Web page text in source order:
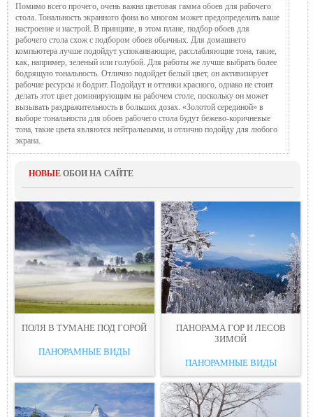
Помимо всего прочего, очень важна цветовая гамма обоев для рабочего
стола. Тональность экранного фона во многом может предопределить ваше
настроение и настрой. В принципе, в этом плане, подбор обоев для
рабочего стола схож с подбором обоев обычных. Для домашнего
компьютера лучше подойдут успокаивающие, расслабляющие тона, такие,
как, например, зеленый или голубой. Для работы же лучше выбрать более
бодрящую тональность. Отлично подойдет белый цвет, он активизирует
рабочие ресурсы и бодрит. Подойдут и оттенки красного, однако не стоит
делать этот цвет доминирующим на рабочем столе, поскольку он может
вызывать раздражительность в больших дозах. «Золотой серединой» в
выборе тональности для обоев рабочего стола будут бежево-коричневые
тона, такие цвета являются нейтральными, и отлично подойду для любого
экрана.
НОВЫЕ ОБОИ НА САЙТЕ
ПОЛЯ В ТУМАНЕ ПОД ГОРОЙ
ПАНОРАМНЫЕ ВИДЫ
ПАНОРАМА ГОР И ЛЕСОВ
ЗИМOЙ
ПАНОРАМНЫЕ ВИДЫ